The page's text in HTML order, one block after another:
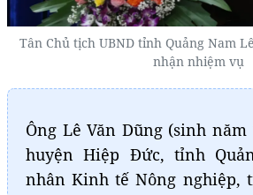
Tân Chủ tịch UBND tỉnh Quảng Nam
nhận nhiệm vụ
Ông Lê Văn Dũng (sinh năm
huyện Hiệp Đức, tỉnh
nhân Kinh tế Nông nghiệp,